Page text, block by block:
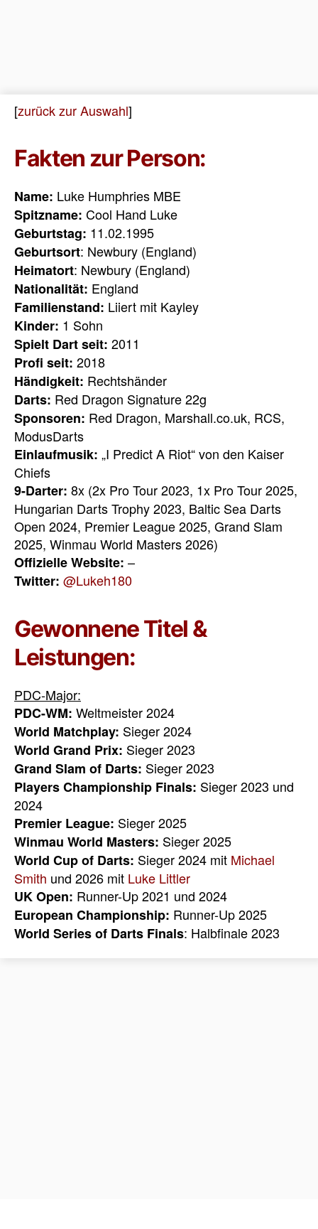
[zurück zur Auswahl]
Fakten zur Person:
Name: Luke Humphries MBE
Spitzname: Cool Hand Luke
Geburtstag: 11.02.1995
Geburtsort: Newbury (England)
Heimatort: Newbury (England)
Nationalität: England
Familienstand: Liiert mit Kayley
Kinder: 1 Sohn
Spielt Dart seit: 2011
Profi seit: 2018
Händigkeit: Rechtshänder
Darts: Red Dragon Signature 22g
Sponsoren: Red Dragon, Marshall.co.uk, RCS,
ModusDarts
Einlaufmusik: „I Predict A Riot“ von den Kaiser
Chiefs
9-Darter: 8x (2x Pro Tour 2023, 1x Pro Tour 2025,
Hungarian Darts Trophy 2023, Baltic Sea Darts
Open 2024, Premier League 2025, Grand Slam
2025, Winmau World Masters 2026)
Offizielle Website: –
Twitter: @Lukeh180
Gewonnene Titel &
Leistungen:
PDC-Major:
PDC-WM: Weltmeister 2024
World Matchplay: Sieger 2024
World Grand Prix: Sieger 2023
Grand Slam of Darts: Sieger 2023
Players Championship Finals: Sieger 2023 und
2024
Premier League: Sieger 2025
Winmau World Masters: Sieger 2025
World Cup of Darts: Sieger 2024 mit Michael
Smith und 2026 mit Luke Littler
UK Open: Runner-Up 2021 und 2024
European Championship: Runner-Up 2025
World Series of Darts Finals: Halbfinale 2023